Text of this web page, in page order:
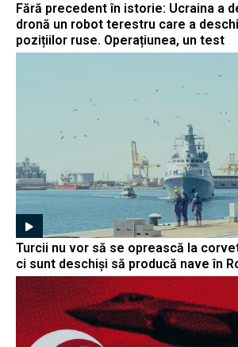
Fără precedent în istorie: Ucraina a
dronă un robot terestru care a
pozițiilor ruse. Operațiunea, un test
Turcii nu vor să se oprească la
ci sunt deschiși să producă nave în